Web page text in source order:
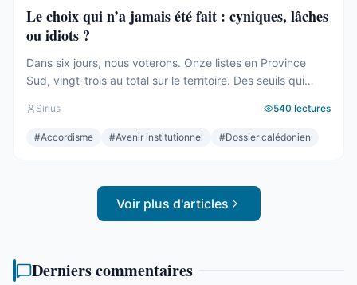
Le choix qui n’a jamais été fait : cyniques, lâches
ou idiots ?
Dans six jours, nous voterons. Onze listes en Province
Sud, vingt-trois au total sur le territoire. Des seuils qui
le soir même, dans les couloirs, loin des électeurs. Tout
cela compte. Tout cela a été décrit ici, semaine après
Sirius 540 lectures
#Accordisme #Avenir institutionnel #Dossier calédonien
Voir plus d'articles
Derniers commentaires